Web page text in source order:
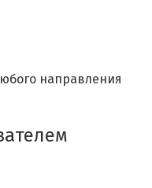
направления